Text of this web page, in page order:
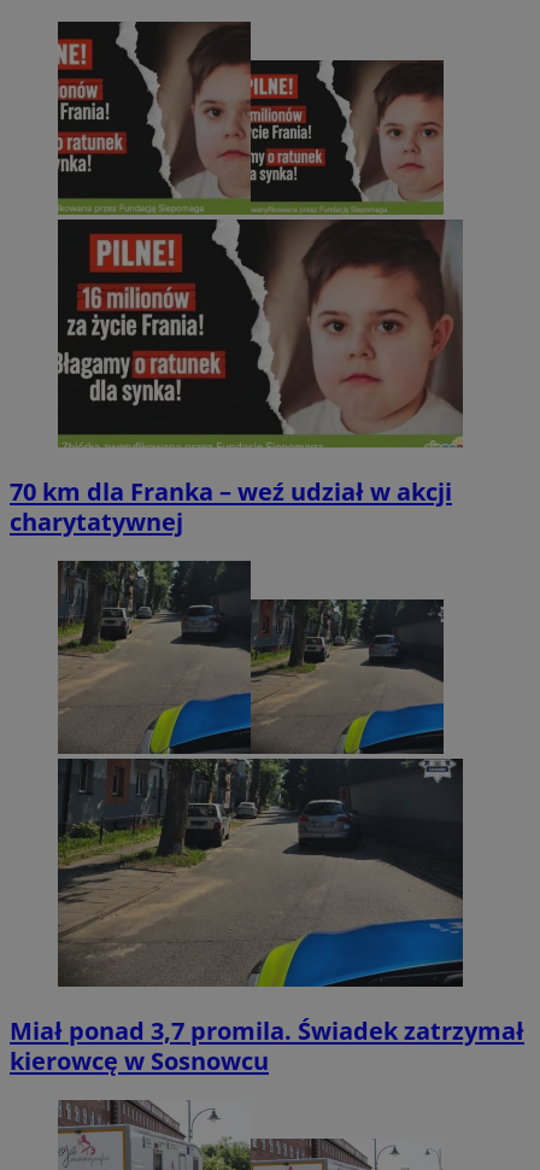
70 km dla Franka – weź udział w akcji
charytatywnej
Miał ponad 3,7 promila. Świadek zatrzymał
kierowcę w Sosnowcu